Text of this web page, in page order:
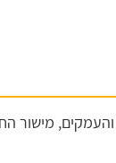
מישור